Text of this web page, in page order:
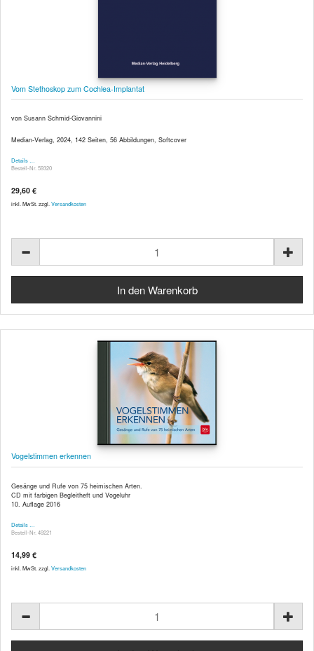
Vom Stethoskop zum Cochlea-Implantat
von Susann Schmid-Giovannini
Median-Verlag, 2024, 142 Seiten, 56 Abbildungen, Softcover
Details …
Bestell-Nr. 59320
29,60 €
inkl. MwSt. zzgl. Versandkosten
Vogelstimmen erkennen
Gesänge und Rufe von 75 heimischen Arten.
CD mit farbigen Begleitheft und Vogeluhr
10. Auflage 2016
Details …
Bestell-Nr. 49221
14,99 €
inkl. MwSt. zzgl. Versandkosten